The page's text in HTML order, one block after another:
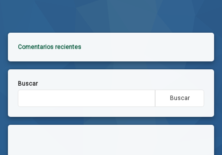
Comentarios recientes
Buscar
Buscar